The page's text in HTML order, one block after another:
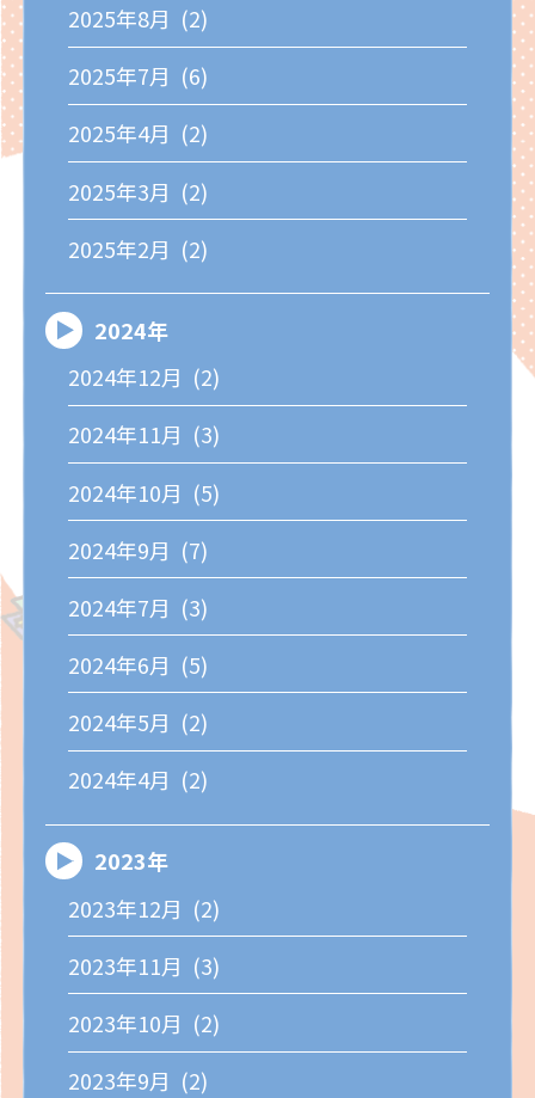
2025年8月 (2)
2025年7月 (6)
2025年4月 (2)
2025年3月 (2)
2025年2月 (2)
2024年
2024年12月 (2)
2024年11月 (3)
2024年10月 (5)
2024年9月 (7)
2024年7月 (3)
2024年6月 (5)
2024年5月 (2)
2024年4月 (2)
2023年
2023年12月 (2)
2023年11月 (3)
2023年10月 (2)
2023年9月 (2)